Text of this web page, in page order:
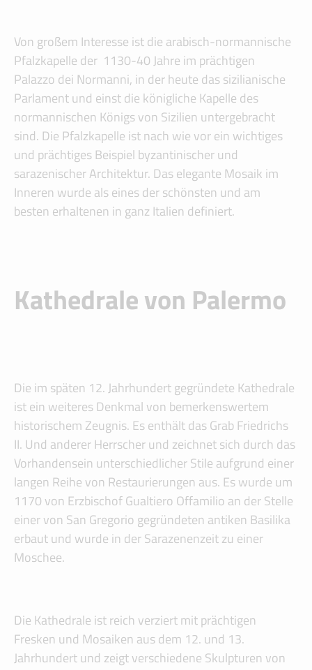
Von großem Interesse ist die arabisch-normannische
Pfalzkapelle der 1130-40 Jahre im prächtigen
Palazzo dei Normanni, in der heute das sizilianische
Parlament und einst die königliche Kapelle des
normannischen Königs von Sizilien untergebracht
sind. Die Pfalzkapelle ist nach wie vor ein wichtiges
und prächtiges Beispiel byzantinischer und
sarazenischer Architektur. Das elegante Mosaik im
Inneren wurde als eines der schönsten und am
besten erhaltenen in ganz Italien definiert.
Kathedrale von Palermo
Die im späten 12. Jahrhundert gegründete Kathedrale
ist ein weiteres Denkmal von bemerkenswertem
historischem Zeugnis. Es enthält das Grab Friedrichs
II. Und anderer Herrscher und zeichnet sich durch das
Vorhandensein unterschiedlicher Stile aufgrund einer
langen Reihe von Restaurierungen aus. Es wurde um
1170 von Erzbischof Gualtiero Offamilio an der Stelle
einer von San Gregorio gegründeten antiken Basilika
erbaut und wurde in der Sarazenenzeit zu einer
Moschee.
Die Kathedrale ist reich verziert mit prächtigen
Fresken und Mosaiken aus dem 12. und 13.
Jahrhundert und zeigt verschiedene Skulpturen von